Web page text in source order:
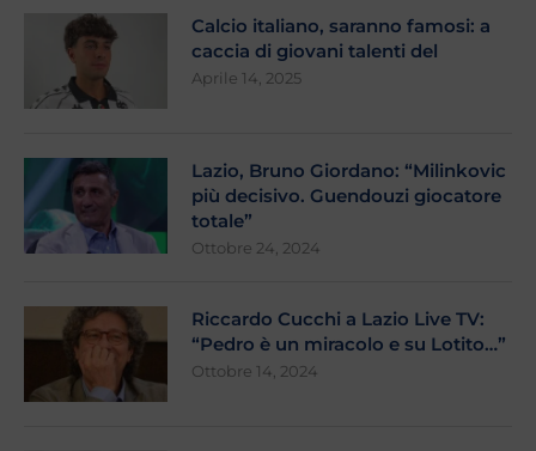
Calcio italiano, saranno famosi: a
caccia di giovani talenti del
Aprile 14, 2025
Lazio, Bruno Giordano: “Milinkovic
più decisivo. Guendouzi giocatore
totale”
Ottobre 24, 2024
Riccardo Cucchi a Lazio Live TV:
“Pedro è un miracolo e su Lotito…”
Ottobre 14, 2024